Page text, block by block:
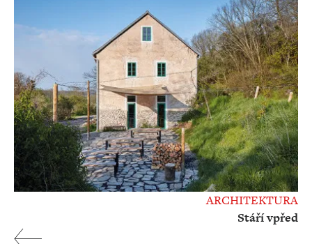
ARCHITEKTURA
Stáří vpřed